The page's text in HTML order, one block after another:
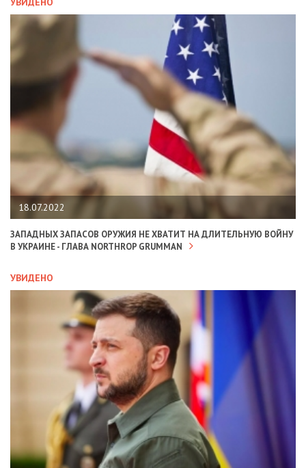
18.07.2022
ЗАПАДНЫХ ЗАПАСОВ ОРУЖИЯ НЕ ХВАТИТ НА ДЛИТЕЛЬНУЮ ВОЙНУ
В УКРАИНЕ - ГЛАВА NORTHROP GRUMMAN
УВИДЕНО